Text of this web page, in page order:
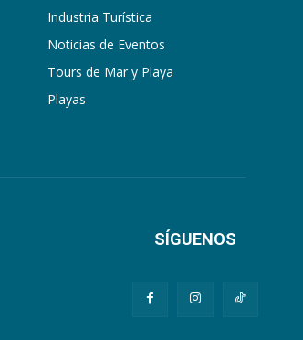
Industria Turística
Noticias de Eventos
Tours de Mar y Playa
Playas
SÍGUENOS